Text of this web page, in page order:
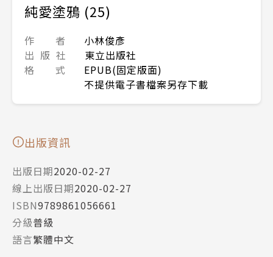
純愛塗鴉 (25)
作 者
小林俊彥
出 版 社
東立出版社
格 式
EPUB(固定版面)
不提供電子書檔案另存下載
出版資訊
出版日期2020-02-27
線上出版日期2020-02-27
ISBN9789861056661
分級普級
語言繁體中文